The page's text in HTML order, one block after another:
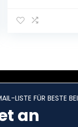
6.00€ EINWEG
LISTE FÜR BESTE BEI
an